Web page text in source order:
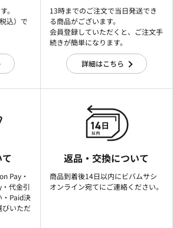
。
込）で
13時までのご注文で当日発送でき
る商品がございます。
会員登録していただくと、ご注文手
続きが簡単になります。
詳細はこちら
Pay・
代金引
・Paid決
びいただ
返品・交換について
商品到着後14日以内にビバムサシ
オンライン宛てにご連絡ください。